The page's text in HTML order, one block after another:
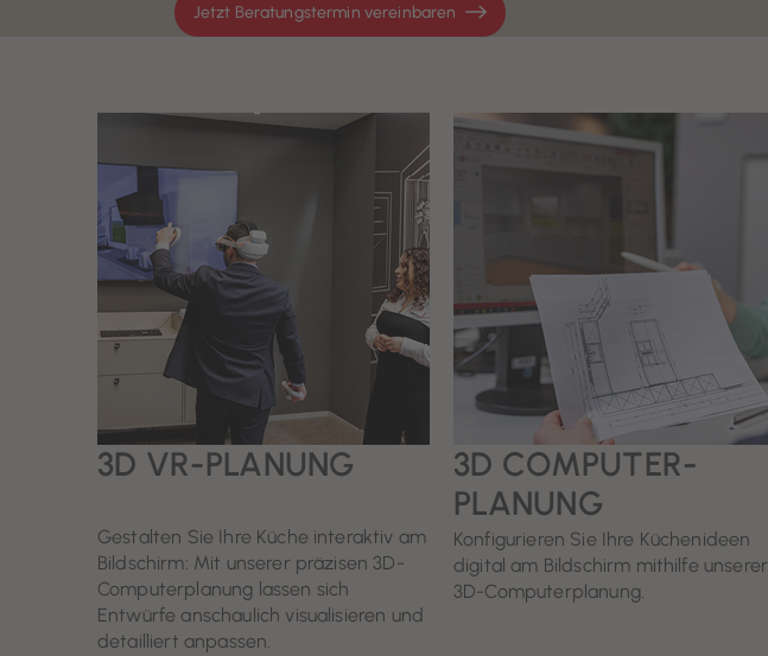
Jetzt Beratungstermin vereinbaren
3D VR-PLANUNG
Gestalten Sie Ihre Küche interaktiv am
Bildschirm: Mit unserer präzisen 3D-
Computerplanung lassen sich
Entwürfe anschaulich visualisieren und
detailliert anpassen.
3D COMPUTER-
PLANUNG
Konfigurieren Sie Ihre Küchenideen
digital am Bildschirm mithilfe unserer
3D-Computerplanung.